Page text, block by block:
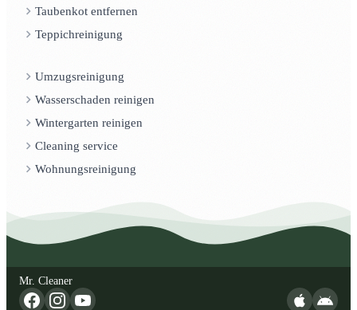
Taubenkot entfernen
Teppichreinigung
Umzugsreinigung
Wasserschaden reinigen
Wintergarten reinigen
Cleaning service
Wohnungsreinigung
Mr. Cleaner